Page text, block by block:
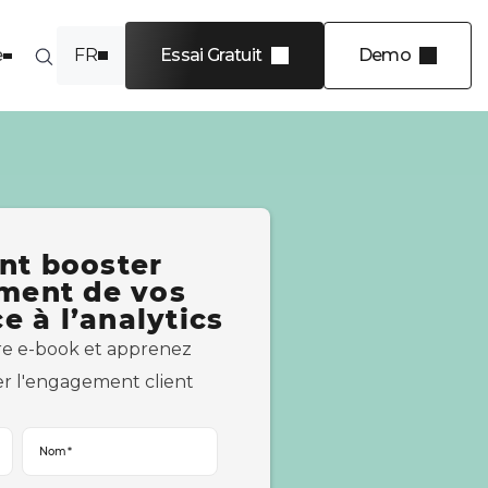
FR
Essai Gratuit Demo
4 niveaux
en
Secteur public
Services financiers
Énergie
View more
booster
de vos
à l’analytics
e-book et apprenez
l'engagement client